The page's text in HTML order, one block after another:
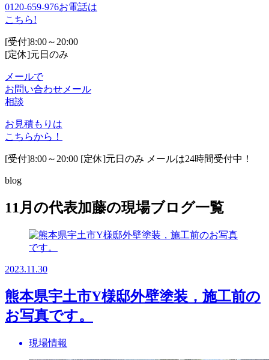
0120-659-976お電話は
こちら!
[受付]8:00～20:00
[定休]元日のみ
メールで
お問い合わせ メール
相談
お見積もりは
こちらから！
[受付]8:00～20:00 [定休]元日のみ メールは24時間受付中！
blog
11月の代表加藤の現場ブログ一覧
2023.11.30
熊本県宇土市Y様邸外壁塗装，施工前の
お写真です。
現場情報